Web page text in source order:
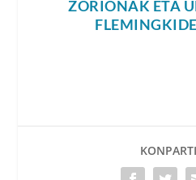
ZORIONAK ETA